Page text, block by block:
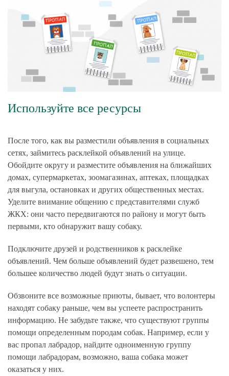
Используйте все ресурсы
После того, как вы разместили объявления в социальных
сетях, займитесь расклейкой объявлений на улице.
Обойдите округу и разместите объявления на ближайших
домах, супермаркетах, зоомагазинах, аптеках, площадках
для выгула, остановках и других общественных местах.
Уделите внимание общению с представителями служб
ЖКХ: они часто передвигаются по району и могут быть
первыми, кто обнаружит вашу собаку.
Подключите друзей и родственников к расклейке
объявлений. Чем больше объявлений будет развешено, тем
большее количество людей будут знать о ситуации.
Обзвоните все возможные приюты, бывает, что волонтеры
находят собаку раньше, чем вы успеете распространить
информацию. Не забудьте также, что существуют группы
помощи определенным породам собак. Например, если у
вас пропал лабрадор, найдите одноименную группу
помощи лабрадорам, возможно, ваша собака может
оказаться у них.